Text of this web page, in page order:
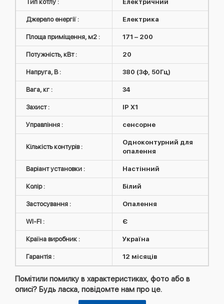
Тип котлу : Електричний
Джерело енергії : Електрика
Площа приміщення, м2 : 171 – 200
Потужність, кВт : 20
Напруга, В : 380 (3ф, 50Гц)
Вага, кг : 34
Захист : IP X1
Управління : сенсорне
Кількість контурів :
Одноконтурний для
опалення
Варіант установки : Настінний
Колір : Білий
Застосування : Опалення
WI-FI : Є
Країна виробник : Україна
Гарантія : 12 місяців
Помітили помилку в характеристиках, фото або в
описі? Будь ласка, повідомте нам про це.